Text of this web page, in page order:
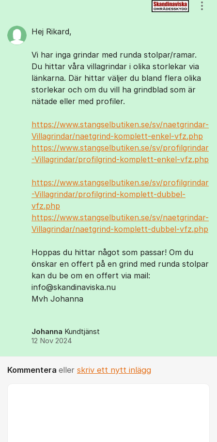
Hej Rikard,
Vi har inga grindar med runda stolpar/ramar.
Du hittar våra villagrindar i olika storlekar via
länkarna. Där hittar väljer du bland flera olika
storlekar och om du vill ha grindblad som är
nätade eller med profiler.
https://www.stangselbutiken.se/sv/naetgrindar-
Villagrindar/naetgrind-komplett-enkel-vfz.php
https://www.stangselbutiken.se/sv/profilgrindar
-Villagrindar/profilgrind-komplett-enkel-vfz.php
https://www.stangselbutiken.se/sv/profilgrindar
-Villagrindar/profilgrind-komplett-dubbel-
vfz.php
https://www.stangselbutiken.se/sv/naetgrindar-
Villagrindar/naetgrind-komplett-dubbel-vfz.php
Hoppas du hittar något som passar! Om du
önskar en offert på en grind med runda stolpar
kan du be om en offert via mail:
info@skandinaviska.nu
Mvh Johanna
Johanna Kundtjänst
12 Nov 2024
Kommentera eller skriv ett nytt inlägg